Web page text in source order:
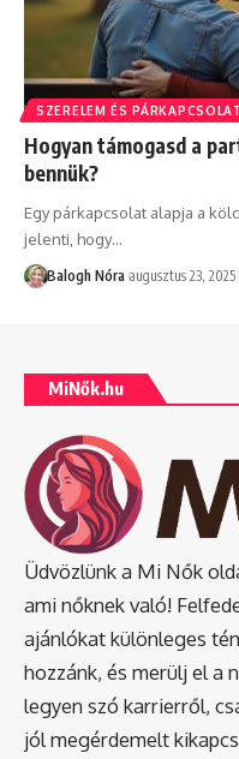
SZERELEM ÉS
Hogyan támogasd a
bennük?
Egy párkapcsolat alapja a
jelenti, hogy…
Balogh Nóra augusztus 23, 2025
MiNők.hu
Üdvözlünk a Mi Nők
ami nőknek való!
ajánlókat különleges
hozzánk, és merülj el a
legyen szó karrierről,
jól megérdemelt